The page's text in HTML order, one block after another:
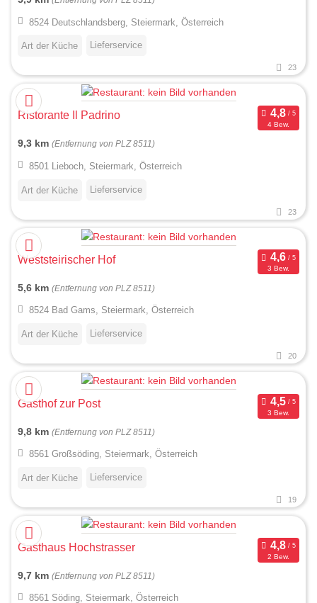
8524 Deutschlandsberg, Steiermark, Österreich
Art der Küche Lieferservice
23
Ristorante Il Padrino
4 Bew.
9,3 km (Entfernung von PLZ 8511)
8501 Lieboch, Steiermark, Österreich
Art der Küche Lieferservice
23
Weststeirischer Hof
3 Bew.
5,6 km (Entfernung von PLZ 8511)
8524 Bad Gams, Steiermark, Österreich
Art der Küche Lieferservice
20
Gasthof zur Post
3 Bew.
9,8 km (Entfernung von PLZ 8511)
8561 Großsöding, Steiermark, Österreich
Art der Küche Lieferservice
19
Gasthaus Hochstrasser
2 Bew.
9,7 km (Entfernung von PLZ 8511)
8561 Söding, Steiermark, Österreich